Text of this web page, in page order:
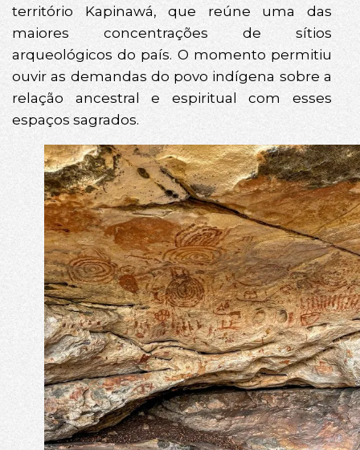
território Kapinawá, que reúne uma das
maiores concentrações de sítios
arqueológicos do país. O momento permitiu
ouvir as demandas do povo indígena sobre a
relação ancestral e espiritual com esses
espaços sagrados.